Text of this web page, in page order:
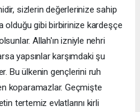
sizlerin değerlerinize sahip
olduğu gibi birbirinize kardeşçe
Allah'ın izniyle nehri
yapsınlar karşımdaki şu
Bu ülkenin gençlerini ruh
koparamazlar. Geçmişte
tertemiz evlatlarını kirli